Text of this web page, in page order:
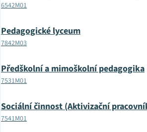
6542M01
Pedagogické lyceum
7842M03
Předškolní a mimoškolní pedagogika
7531M01
Sociální činnost (Aktivizační
7541M01